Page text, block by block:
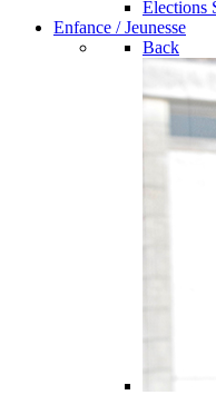
Elections
Enfance / Jeunesse
Back